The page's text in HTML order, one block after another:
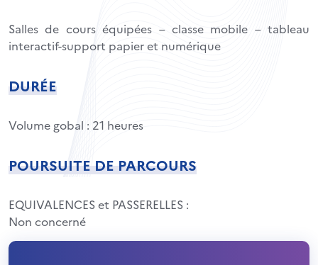
Salles de cours équipées – classe mobile – tableau
interactif-support papier et numérique
DURÉE
Volume gobal : 21 heures
POURSUITE DE PARCOURS
EQUIVALENCES et PASSERELLES :
Non concerné